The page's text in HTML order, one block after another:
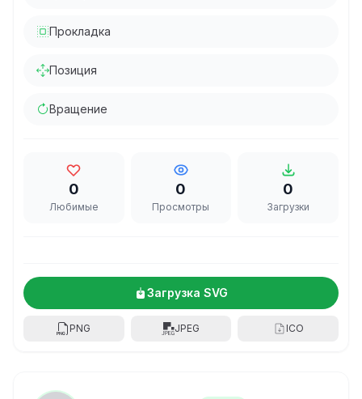
Прокладка
Позиция
Вращение
0
Любимые
0
Просмотры
0
Загрузки
Загрузка SVG
PNG JPEG ICO